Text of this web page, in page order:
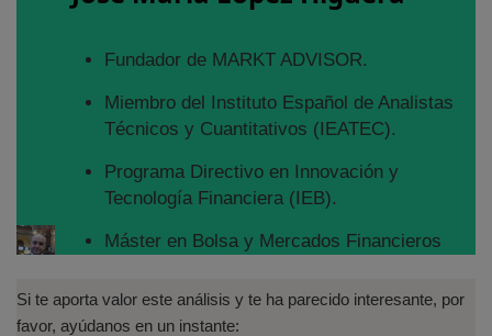
Fundador de MARKT ADVISOR.
Miembro del Instituto Español de Analistas
Técnicos y Cuantitativos (IEATEC).
Programa Directivo en Innovación y
Tecnología Financiera (IEB).
Máster en Bolsa y Mercados Financieros
asesoramiento financiero (MIFID II):
https://www.cnmv.es/portal/Titulos-
Si te aporta valor este análisis y te ha parecido interesante, por
favor, ayúdanos en un instante: